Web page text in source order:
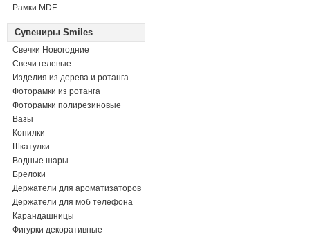
Рамки MDF
Сувениры Smiles
Свечки Новогодние
Свечи гелевые
Изделия из дерева и ротанга
Фоторамки из ротанга
Фоторамки полирезиновые
Вазы
Копилки
Шкатулки
Водные шары
Брелоки
Держатели для ароматизаторов
Держатели для моб телефона
Карандашницы
Фигурки декоративные